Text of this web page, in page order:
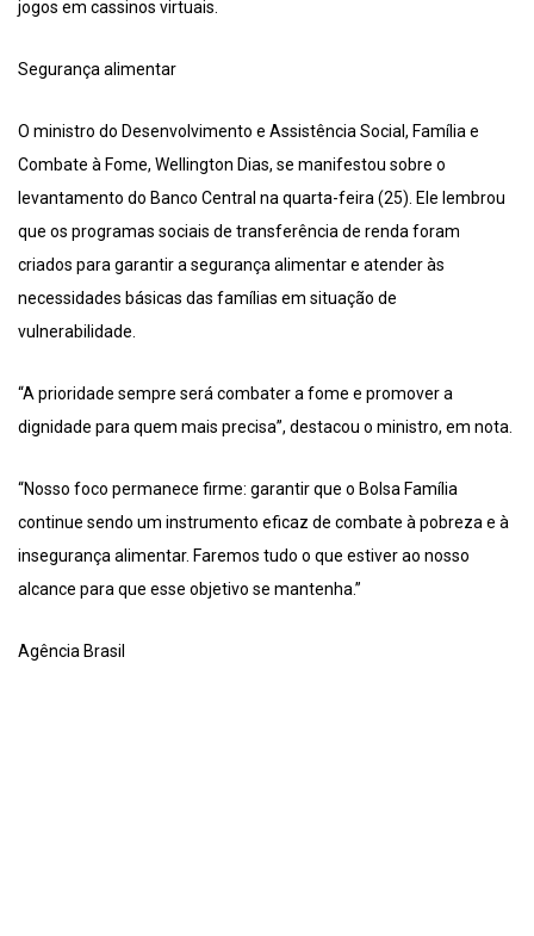
jogos em cassinos virtuais.
Segurança alimentar
O ministro do Desenvolvimento e Assistência Social, Família e
Combate à Fome, Wellington Dias, se manifestou sobre o
levantamento do Banco Central na quarta-feira (25). Ele lembrou
que os programas sociais de transferência de renda foram
criados para garantir a segurança alimentar e atender às
necessidades básicas das famílias em situação de
vulnerabilidade.
“A prioridade sempre será combater a fome e promover a
dignidade para quem mais precisa”, destacou o ministro, em nota.
“Nosso foco permanece firme: garantir que o Bolsa Família
continue sendo um instrumento eficaz de combate à pobreza e à
insegurança alimentar. Faremos tudo o que estiver ao nosso
alcance para que esse objetivo se mantenha.”
Agência Brasil